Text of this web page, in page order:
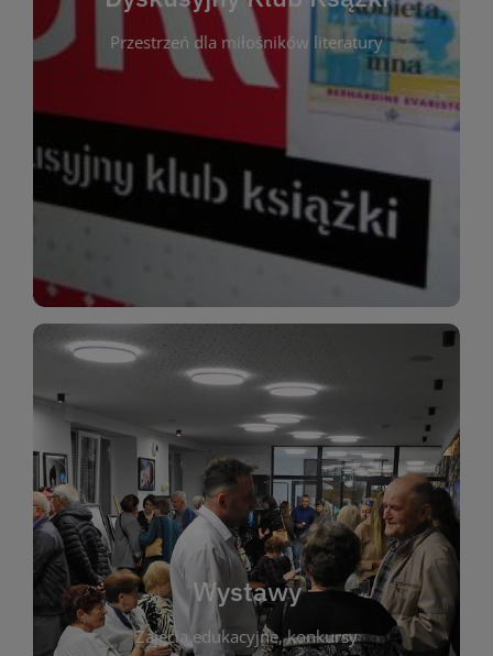
Przestrzeń dla miłośników literatury
Dyskusyjny Klub Ksążki
Dyskusyjny Klub Książki to przestrzeń dla
miłośników literatury, którzy lubią dzielić się
opiniami i emocjami po lekturze. Spotykamy się
regularnie, by rozmawiać o wybranych tytułach z
różnych gatunków literackich. Każde spotkanie to
okazja do inspirującej dyskusji, wymiany
Wystawy
Zajęcia edukacyjne, konkursy
poprzednich lat. Prezentowane prace obejmują
malarstwo, fotografię, rękodzieło i inne formy
artystyczne. Każda wystawa to wyjątkowa okazja
do kontaktu z kulturą i sztuką w przestrzeni
biblioteki. Serdecznie zapraszamy wszystkich
miłośników estetycznych doznań!
WIĘCEJ